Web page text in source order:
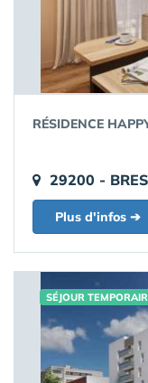
RÉSIDENCE
29200 -
Plus d'infos ➔
SÉJOUR